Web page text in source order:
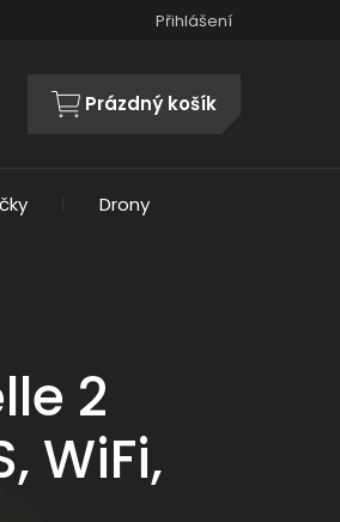
Přihlášení
NÁKUPNÍ
Prázdný košík
Drony
2
WiFi,